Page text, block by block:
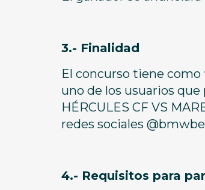
3.- Finalidad
El concurso tiene
uno de los usuarios
HÉRCULES CF VS
redes sociales
4.- Requisitos para